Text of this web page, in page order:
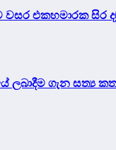
වසර එකහමාරක සිර
ලබාදීම ගැන සත්‍ය